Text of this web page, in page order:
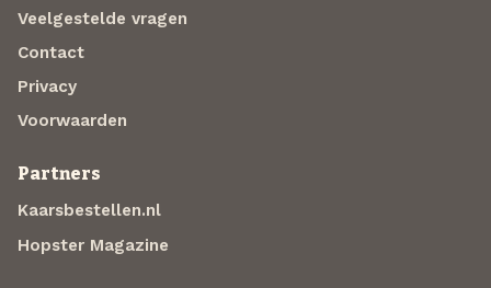
Veelgestelde vragen
Contact
Privacy
Voorwaarden
Partners
Kaarsbestellen.nl
Hopster Magazine